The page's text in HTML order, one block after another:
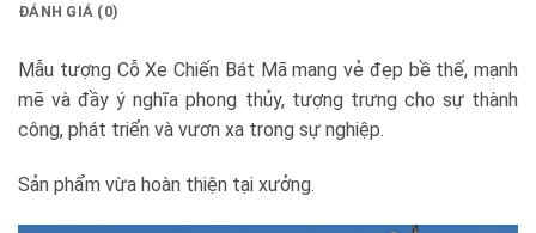
ĐÁNH GIÁ (0)
Mẫu tượng Cỗ Xe Chiến Bát Mã mang vẻ đẹp bề thế, mạnh
mẽ và đầy ý nghĩa phong thủy, tượng trưng cho sự thành
công, phát triển và vươn xa trong sự nghiệp.
Sản phẩm vừa hoàn thiện tại xưởng.